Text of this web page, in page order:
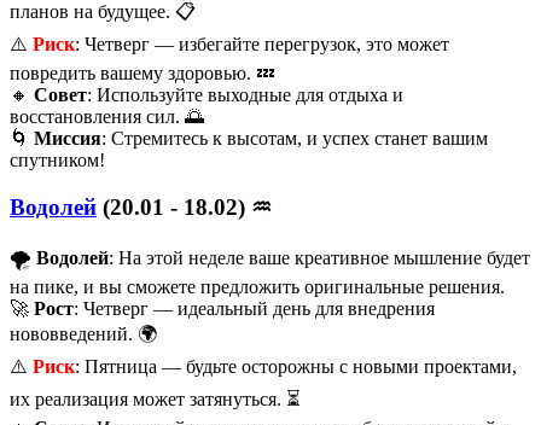
планов на будущее. 📋
⚠️ Риск: Четверг — избегайте перегрузок, это может
повредить вашему здоровью. 💤
🔸 Совет: Используйте выходные для отдыха и
восстановления сил. 🌅
🌀 Миссия: Стремитесь к высотам, и успех станет вашим
спутником!
Водолей (20.01 - 18.02) ♒️
🌪️ Водолей: На этой неделе ваше креативное мышление будет
на пике, и вы сможете предложить оригинальные решения.
🚀 Рост: Четверг — идеальный день для внедрения
нововведений. 🌍
⚠️ Риск: Пятница — будьте осторожны с новыми проектами,
их реализация может затянуться. ⏳